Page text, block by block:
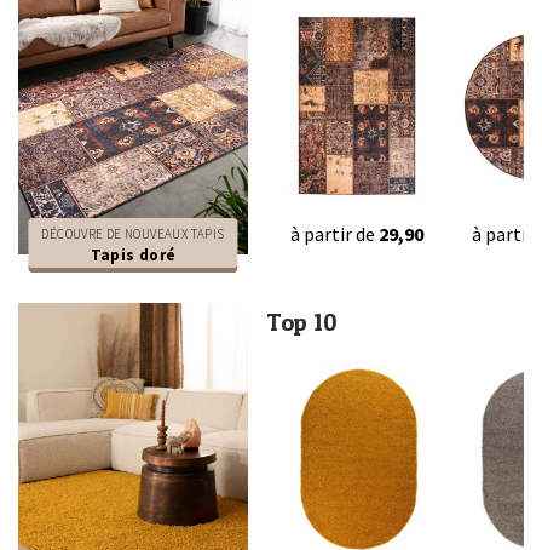
DÉCOUVRE DE NOUVEAUX TAPIS
Tapis doré
à partir de 29,90 à partir
Top 10